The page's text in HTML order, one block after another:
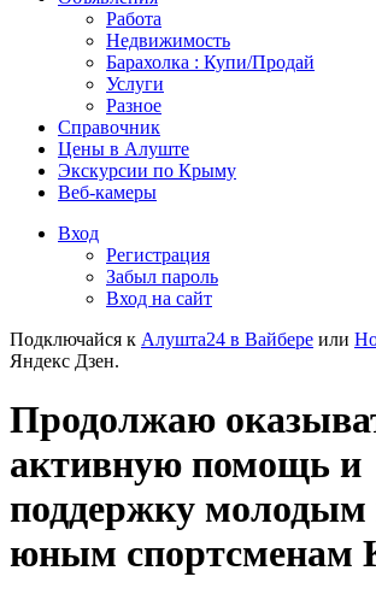
Работа
Недвижимость
Барахолка : Купи/Продай
Услуги
Разное
Справочник
Цены в Алуште
Экскурсии по Крыму
Веб-камеры
Вход
Регистрация
Забыл пароль
Вход на сайт
Подключайся к Алушта24 в Вайбере или
Яндекс Дзен.
Продолжаю
активную помощь и
поддержку молодым
юным спортсменам